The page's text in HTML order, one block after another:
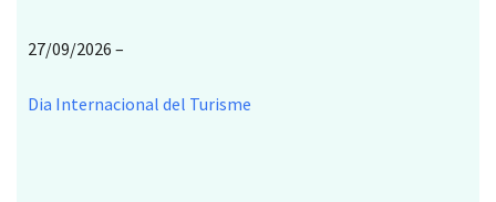
27/09/2026 –
Dia Internacional del Turisme